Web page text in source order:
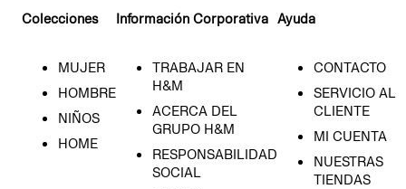
Colecciones
MUJER
HOMBRE
NIÑOS
HOME
Información Corporativa
TRABAJAR EN
H&M
ACERCA DEL
GRUPO H&M
RESPONSABILIDAD
SOCIAL
Ayuda
CONTACTO
SERVICIO AL
CLIENTE
MI CUENTA
NUESTRAS
TIENDAS